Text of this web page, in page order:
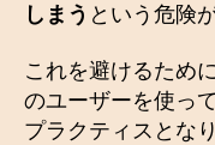
しまう という危険
これを避けるため
のユーザーを使っ
プラクティスとな